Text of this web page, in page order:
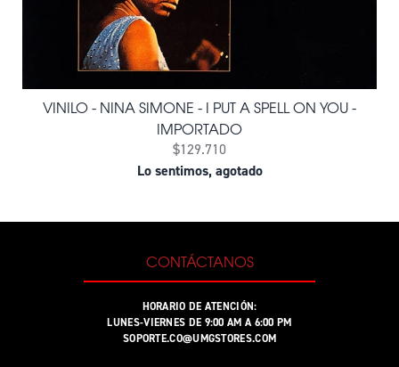
VINILO - NINA SIMONE - I PUT A SPELL ON YOU -
IMPORTADO
$129.710
Lo sentimos, agotado
CONTÁCTANOS
HORARIO DE ATENCIÓN:
LUNES-VIERNES DE 9:00 AM A 6:00 PM
SOPORTE.CO@UMGSTORES.COM